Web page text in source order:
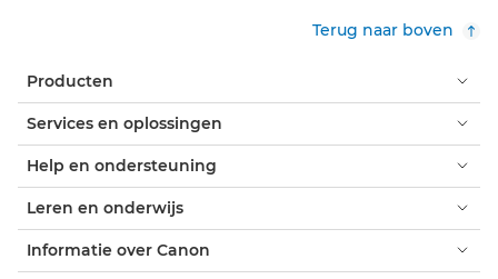
Terug naar boven
Producten
Services en oplossingen
Help en ondersteuning
Leren en onderwijs
Informatie over Canon